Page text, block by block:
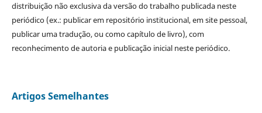
distribuição não exclusiva da versão do trabalho publicada neste
periódico (ex.: publicar em repositório institucional, em site pessoal,
publicar uma tradução, ou como capítulo de livro), com
reconhecimento de autoria e publicação inicial neste periódico.
Artigos Semelhantes